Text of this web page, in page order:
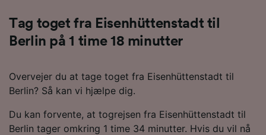
Tag toget fra Eisenhüttenstadt til
Berlin på 1 time 18 minutter
Overvejer du at tage toget fra Eisenhüttenstadt til
Berlin? Så kan vi hjælpe dig.
Du kan forvente, at togrejsen fra Eisenhüttenstadt til
Berlin tager omkring 1 time 34 minutter. Hvis du vil nå